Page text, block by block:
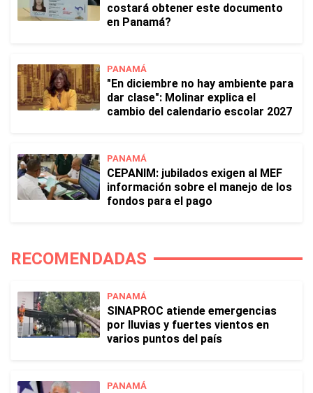
costará obtener este documento
en Panamá?
PANAMÁ
"En diciembre no hay ambiente para
dar clase": Molinar explica el
cambio del calendario escolar 2027
PANAMÁ
CEPANIM: jubilados exigen al MEF
información sobre el manejo de los
fondos para el pago
RECOMENDADAS
PANAMÁ
SINAPROC atiende emergencias
por lluvias y fuertes vientos en
varios puntos del país
PANAMÁ